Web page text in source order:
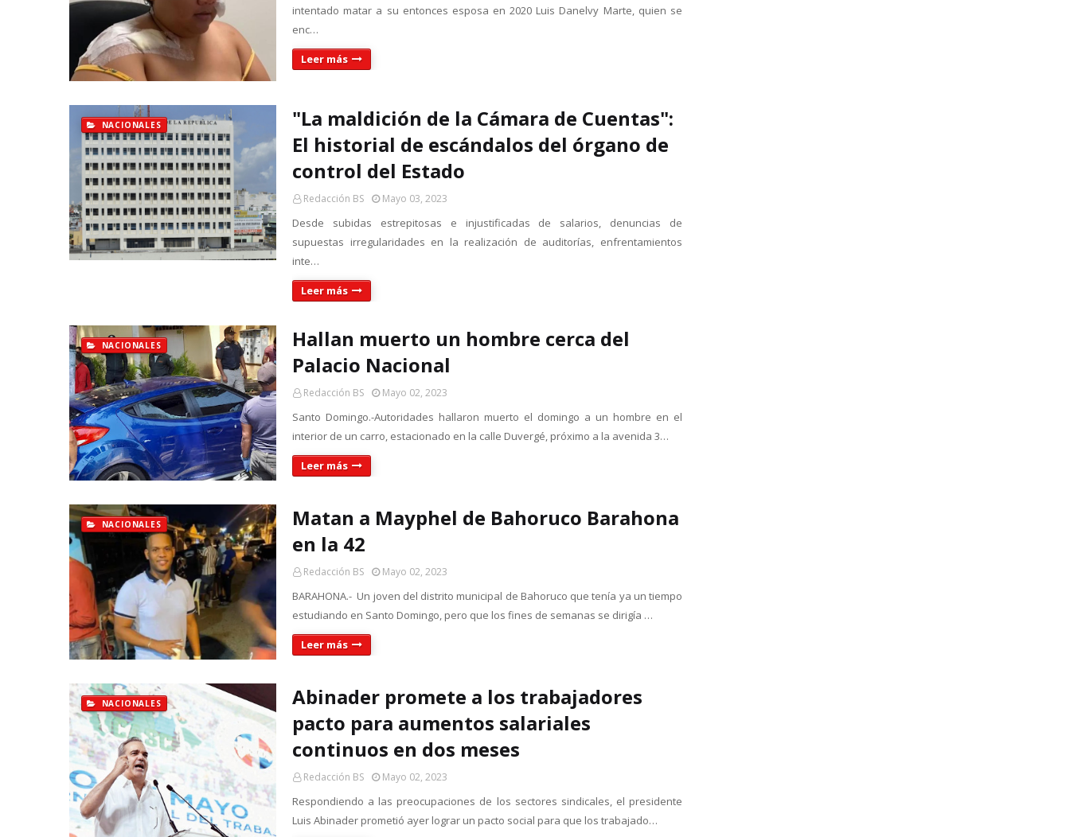
intentado matar a su entonces esposa en 2020 Luis Danelvy Marte, quien se
enc…
Leer más
NACIONALES
"La maldición de la Cámara de Cuentas":
El historial de escándalos del órgano de
control del Estado
Redacción BS Mayo 03, 2023
Desde subidas estrepitosas e injustificadas de salarios, denuncias de
supuestas irregularidades en la realización de auditorías, enfrentamientos
inte…
Leer más
NACIONALES
Hallan muerto un hombre cerca del
Palacio Nacional
Redacción BS Mayo 02, 2023
Santo Domingo.-Autoridades hallaron muerto el domingo a un hombre en el
interior de un carro, estacionado en la calle Duvergé, próximo a la avenida 3…
Leer más
NACIONALES
Matan a Mayphel de Bahoruco Barahona
en la 42
Redacción BS Mayo 02, 2023
BARAHONA.- Un joven del distrito municipal de Bahoruco que tenía ya un tiempo
estudiando en Santo Domingo, pero que los fines de semanas se dirigía …
Leer más
NACIONALES
Abinader promete a los trabajadores
pacto para aumentos salariales
continuos en dos meses
Redacción BS Mayo 02, 2023
Respondiendo a las preocupaciones de los sectores sindicales, el presidente
Luis Abinader prometió ayer lograr un pacto social para que los trabajado…